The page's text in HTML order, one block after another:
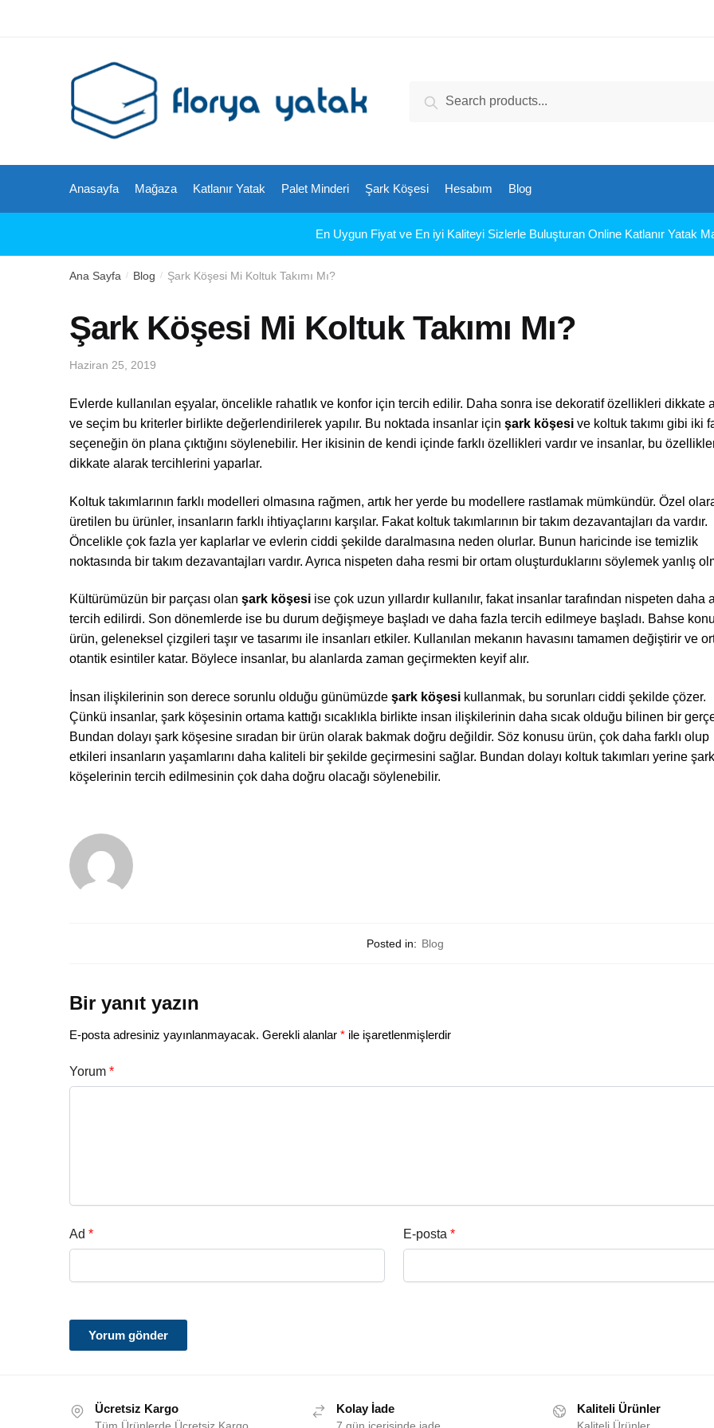
Ara
Anasayfa Mağaza Katlanır Yatak Palet Minderi Şark Köşesi Hesabım Blog
En Uygun Fiyat ve En iyi Kaliteyi Sizlerle Buluşturan Online Katlanır Yatak
Ana Sayfa / Blog / Şark Köşesi Mi Koltuk Takımı Mı?
Şark Köşesi Mi Koltuk Takımı Mı?
Haziran 25, 2019
Evlerde kullanılan eşyalar, öncelikle rahatlık ve konfor için tercih edilir. Daha sonra ise dekoratif özellikleri dikkate
ve seçim bu kriterler birlikte değerlendirilerek yapılır. Bu noktada insanlar için şark köşesi ve koltuk takımı gibi iki
seçeneğin ön plana çıktığını söylenebilir. Her ikisinin de kendi içinde farklı özellikleri vardır ve insanlar, bu
dikkate alarak tercihlerini yaparlar.
Koltuk takımlarının farklı modelleri olmasına rağmen, artık her yerde bu modellere rastlamak mümkündür. Özel
üretilen bu ürünler, insanların farklı ihtiyaçlarını karşılar. Fakat koltuk takımlarının bir takım dezavantajları da vardır.
Öncelikle çok fazla yer kaplarlar ve evlerin ciddi şekilde daralmasına neden olurlar. Bunun haricinde ise temizlik
noktasında bir takım dezavantajları vardır. Ayrıca nispeten daha resmi bir ortam oluşturduklarını söylemek yanlış
Kültürümüzün bir parçası olan şark köşesi ise çok uzun yıllardır kullanılır, fakat insanlar tarafından nispeten daha
tercih edilirdi. Son dönemlerde ise bu durum değişmeye başladı ve daha fazla tercih edilmeye başladı. Bahse konu
ürün, geleneksel çizgileri taşır ve tasarımı ile insanları etkiler. Kullanılan mekanın havasını tamamen değiştirir ve
otantik esintiler katar. Böylece insanlar, bu alanlarda zaman geçirmekten keyif alır.
İnsan ilişkilerinin son derece sorunlu olduğu günümüzde şark köşesi kullanmak, bu sorunları ciddi şekilde çözer.
Çünkü insanlar, şark köşesinin ortama kattığı sıcaklıkla birlikte insan ilişkilerinin daha sıcak olduğu bilinen bir
Bundan dolayı şark köşesine sıradan bir ürün olarak bakmak doğru değildir. Söz konusu ürün, çok daha farklı olup
etkileri insanların yaşamlarını daha kaliteli bir şekilde geçirmesini sağlar. Bundan dolayı koltuk takımları yerine şark
köşelerinin tercih edilmesinin çok daha doğru olacağı söylenebilir.
Posted in: Blog
Bir yanıt yazın
E-posta adresiniz yayınlanmayacak. Gerekli alanlar * ile işaretlenmişlerdir
Yorum *
Ad * E-posta *
Ücretsiz Kargo Kolay İade Kaliteli Ürünler